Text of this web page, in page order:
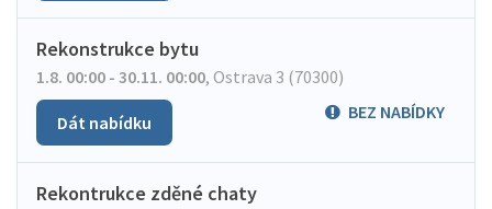
Rekonstrukce bytu
1.8. 00:00 - 30.11. 00:00, Ostrava 3 (70300)
BEZ NABÍDKY
Dát nabídku
Rekontrukce zděné chaty